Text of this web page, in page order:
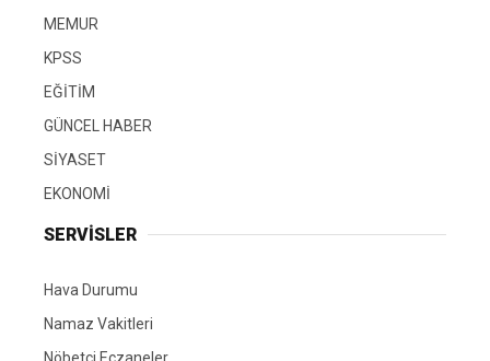
MEMUR
KPSS
EĞİTİM
GÜNCEL HABER
SİYASET
EKONOMİ
SERVİSLER
Hava Durumu
Namaz Vakitleri
Nöbetçi Eczaneler